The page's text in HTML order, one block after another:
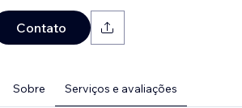
Contato
Sobre Serviços e avaliações